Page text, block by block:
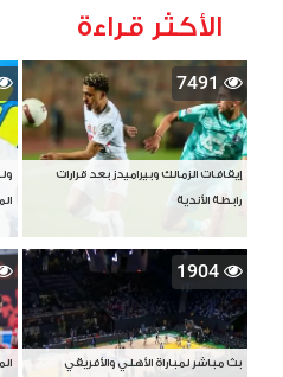
الأكثر قراءة
7491
إيقافات الزمالك وبيراميدز بعد قرارات
رابطة الأندية
1904
بث مباشر لمباراة الأهلي والأفريقي